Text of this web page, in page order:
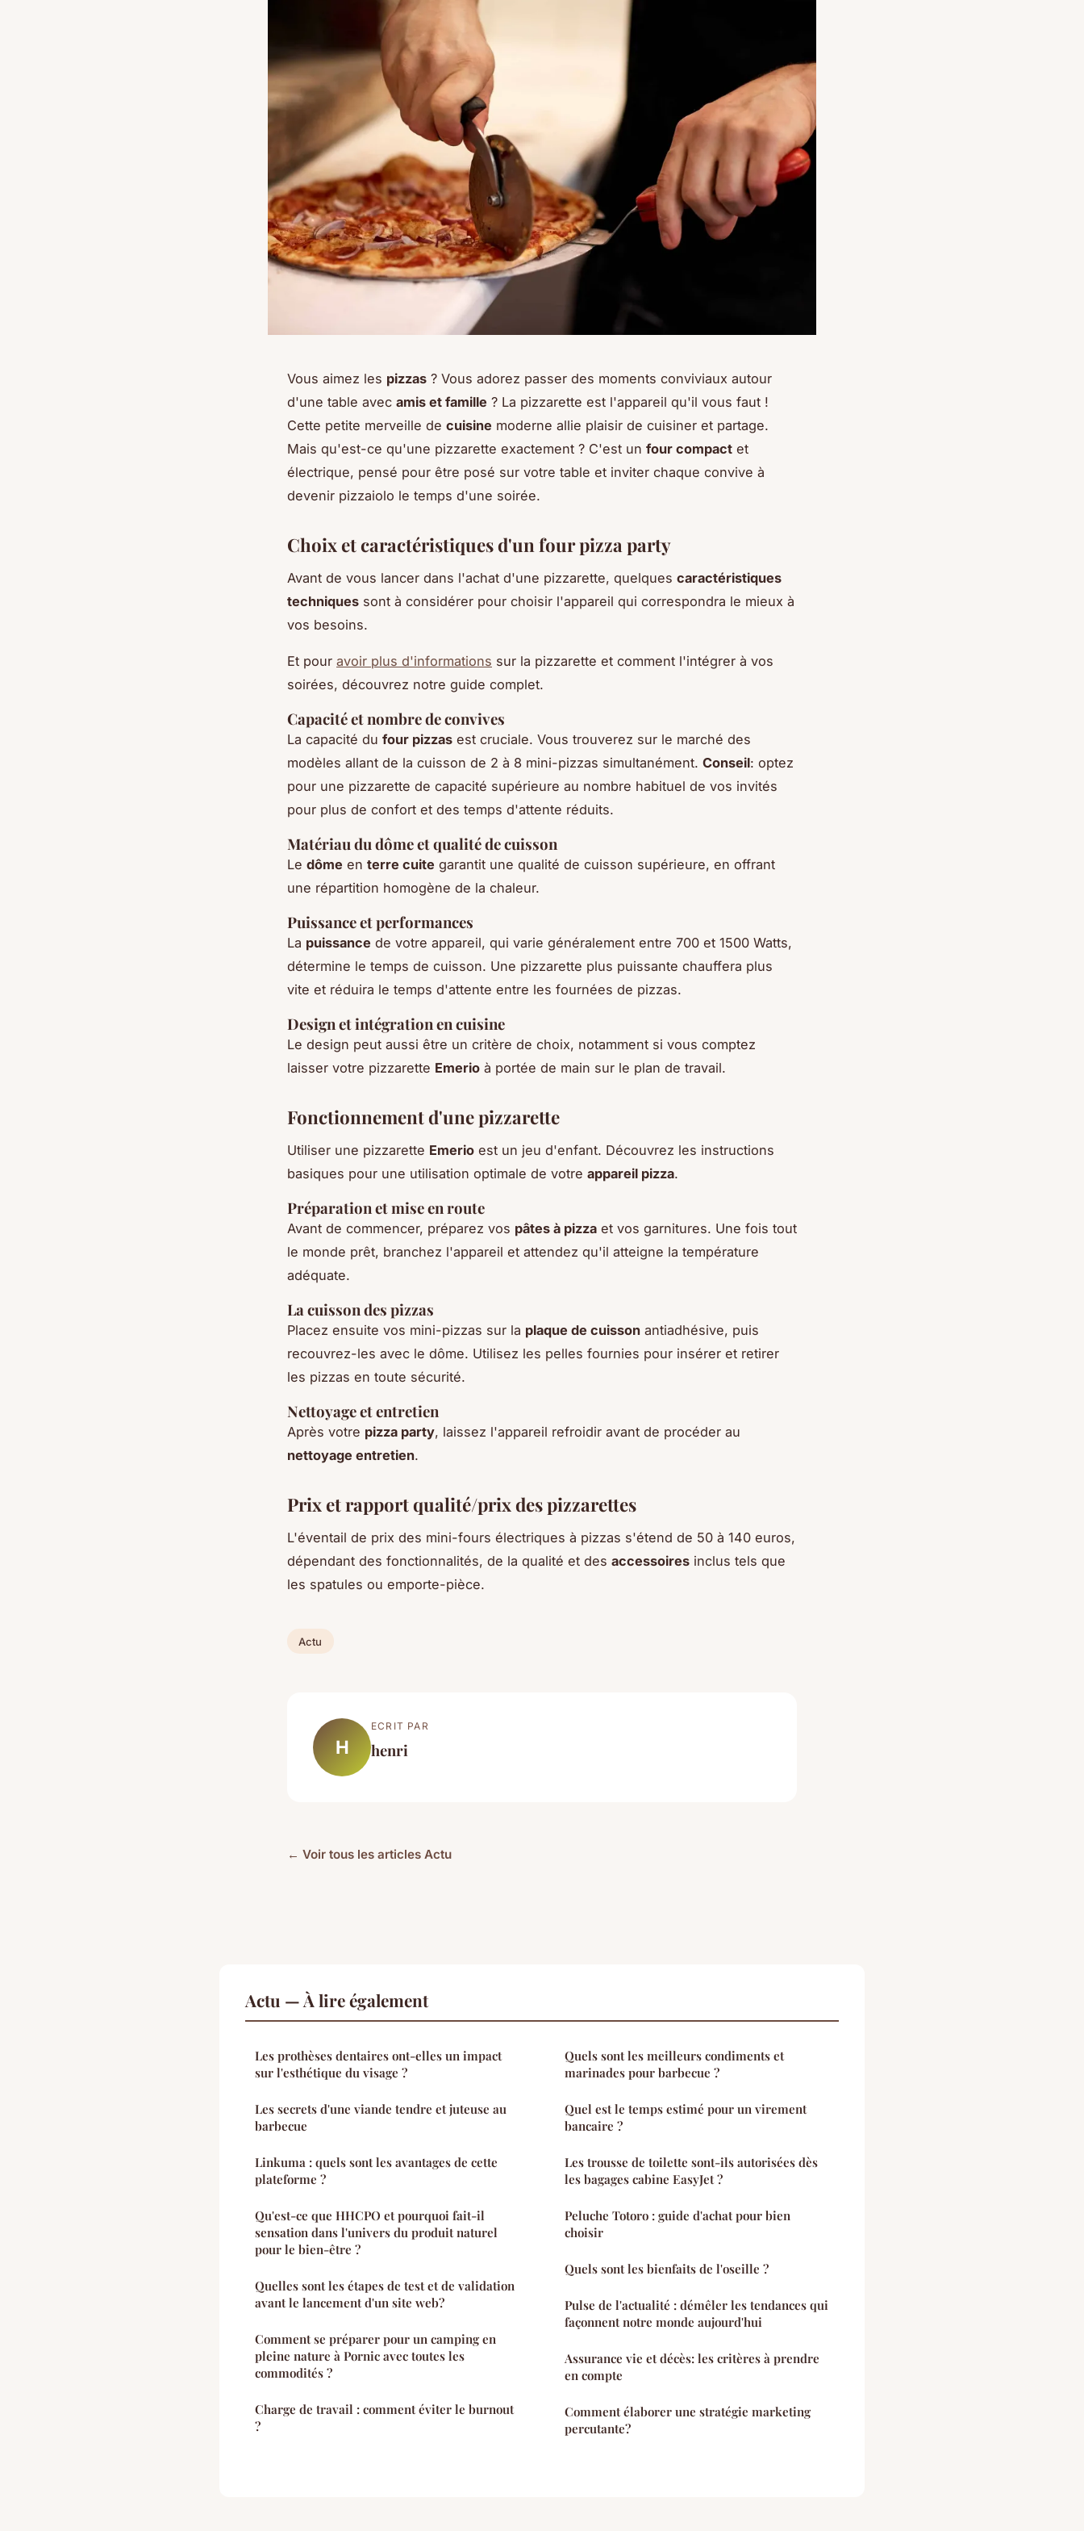
Vous aimez les pizzas ? Vous adorez passer des moments conviviaux autour
d'une table avec amis et famille ? La pizzarette est l'appareil qu'il vous faut !
Cette petite merveille de cuisine moderne allie plaisir de cuisiner et partage.
Mais qu'est-ce qu'une pizzarette exactement ? C'est un four compact et
électrique, pensé pour être posé sur votre table et inviter chaque convive à
devenir pizzaiolo le temps d'une soirée.
Choix et caractéristiques d'un four pizza party
Avant de vous lancer dans l'achat d'une pizzarette, quelques caractéristiques
techniques sont à considérer pour choisir l'appareil qui correspondra le mieux à
vos besoins.
Et pour avoir plus d'informations sur la pizzarette et comment l'intégrer à vos
soirées, découvrez notre guide complet.
Capacité et nombre de convives
La capacité du four pizzas est cruciale. Vous trouverez sur le marché des
modèles allant de la cuisson de 2 à 8 mini-pizzas simultanément. Conseil: optez
pour une pizzarette de capacité supérieure au nombre habituel de vos invités
pour plus de confort et des temps d'attente réduits.
Matériau du dôme et qualité de cuisson
Le dôme en terre cuite garantit une qualité de cuisson supérieure, en offrant
une répartition homogène de la chaleur.
Puissance et performances
La puissance de votre appareil, qui varie généralement entre 700 et 1500 Watts,
détermine le temps de cuisson. Une pizzarette plus puissante chauffera plus
vite et réduira le temps d'attente entre les fournées de pizzas.
Design et intégration en cuisine
Le design peut aussi être un critère de choix, notamment si vous comptez
laisser votre pizzarette Emerio à portée de main sur le plan de travail.
Fonctionnement d'une pizzarette
Utiliser une pizzarette Emerio est un jeu d'enfant. Découvrez les instructions
basiques pour une utilisation optimale de votre appareil pizza.
Préparation et mise en route
Avant de commencer, préparez vos pâtes à pizza et vos garnitures. Une fois tout
le monde prêt, branchez l'appareil et attendez qu'il atteigne la température
adéquate.
La cuisson des pizzas
Placez ensuite vos mini-pizzas sur la plaque de cuisson antiadhésive, puis
recouvrez-les avec le dôme. Utilisez les pelles fournies pour insérer et retirer
les pizzas en toute sécurité.
Nettoyage et entretien
Après votre pizza party, laissez l'appareil refroidir avant de procéder au
nettoyage entretien.
Prix et rapport qualité/prix des pizzarettes
L'éventail de prix des mini-fours électriques à pizzas s'étend de 50 à 140 euros,
dépendant des fonctionnalités, de la qualité et des accessoires inclus tels que
les spatules ou emporte-pièce.
Actu
H
ECRIT PAR
henri
← Voir tous les articles Actu
Actu — À lire également
Les prothèses dentaires ont-elles un impact
sur l'esthétique du visage ?
Les secrets d'une viande tendre et juteuse au
barbecue
Linkuma : quels sont les avantages de cette
plateforme ?
Qu'est-ce que HHCPO et pourquoi fait-il
sensation dans l'univers du produit naturel
pour le bien-être ?
Quelles sont les étapes de test et de validation
avant le lancement d'un site web?
Comment se préparer pour un camping en
pleine nature à Pornic avec toutes les
commodités ?
Charge de travail : comment éviter le burnout
?
Quels sont les meilleurs condiments et
marinades pour barbecue ?
Quel est le temps estimé pour un virement
bancaire ?
Les trousse de toilette sont-ils autorisées dès
les bagages cabine EasyJet ?
Peluche Totoro : guide d'achat pour bien
choisir
Quels sont les bienfaits de l'oseille ?
Pulse de l'actualité : démêler les tendances qui
façonnent notre monde aujourd'hui
Assurance vie et décès: les critères à prendre
en compte
Comment élaborer une stratégie marketing
percutante?